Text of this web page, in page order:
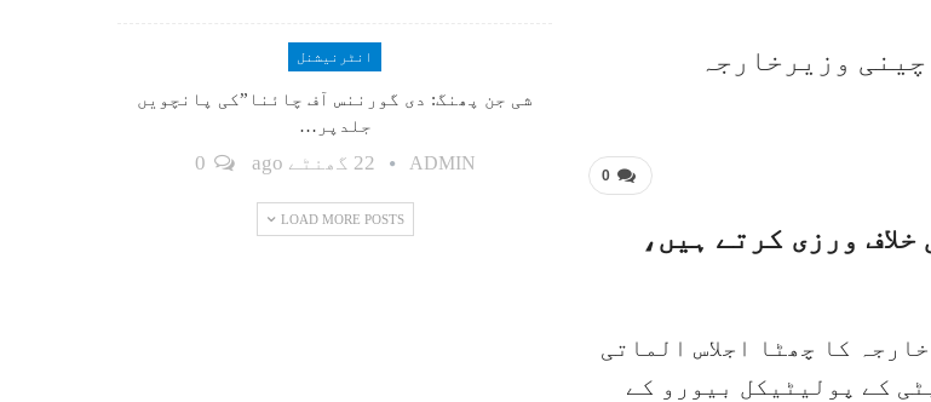
وزیرخارجہ
0
ورزی کرتے ہیں،
کا چھٹا اجلاس الماتی
کے پولیٹیکل بیورو کے
انٹرنیشنل
شی جن پھنگ: دی گورننس آف چائنا”کی پانچویں
جلدپر…
ADMIN 22 گھنٹے ago
LOAD MORE POSTS